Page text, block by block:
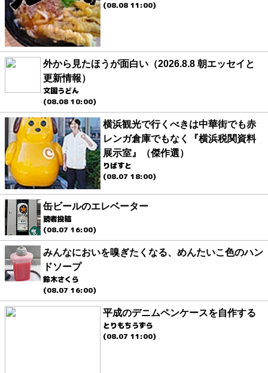
(08.08 11:00)
外から見たほうが面白い（2026.8.8 朝エッセイと
更新情報）
文園うどん
(08.08 10:00)
横浜観光で行くべきは中華街でも赤
レンガ倉庫でもなく『横浜税関資料
展示室』（傑作選）
りばすと
(08.07 18:00)
缶ビールのエレベーター
読者投稿
(08.07 16:00)
みんなにおいを嗅ぎたくなる、めんたいこ色のハン
ドソープ
鈴木さくら
(08.07 16:00)
平成のデニムペンケースを自作する
とりもちうずら
(08.07 11:00)